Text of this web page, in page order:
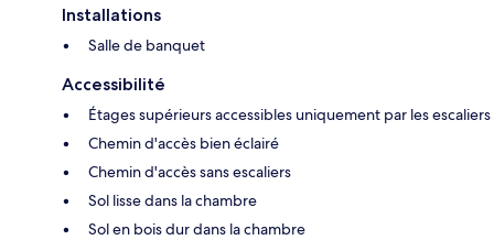
Installations
Salle de banquet
Accessibilité
Étages supérieurs accessibles uniquement par les escaliers
Chemin d'accès bien éclairé
Chemin d'accès sans escaliers
Sol lisse dans la chambre
Sol en bois dur dans la chambre